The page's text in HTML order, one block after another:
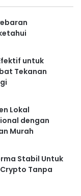
untuk
Tekanan
Lokal
dengan
Murah
Stabil Untuk
Tanpa